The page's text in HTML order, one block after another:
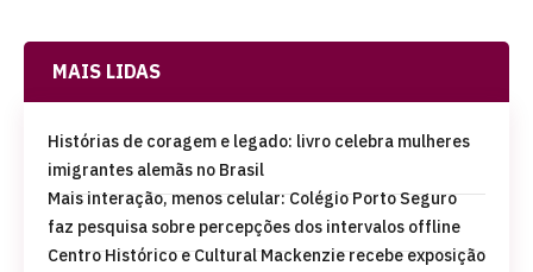
MAIS LIDAS
Histórias de coragem e legado: livro celebra mulheres
imigrantes alemãs no Brasil
Mais interação, menos celular: Colégio Porto Seguro
faz pesquisa sobre percepções dos intervalos offline
Centro Histórico e Cultural Mackenzie recebe exposição